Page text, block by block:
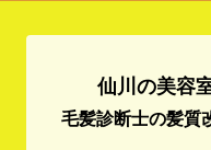
仙川の美容
毛髪診断士の髪質